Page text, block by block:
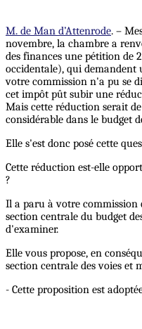
M. de Man d’Attenrode. –
novembre, la chambre a
des finances une pétition de
occidentale), qui
votre commission n'a pu se
cet impôt pût subir une
Mais cette réduction serait
considérable dans le budget
Elle s'est donc posé cette
Cette réduction est-elle
?
Il a paru à votre
section centrale du budget
d'examiner.
Elle vous propose, en
section centrale des voies et
- Cette proposition est